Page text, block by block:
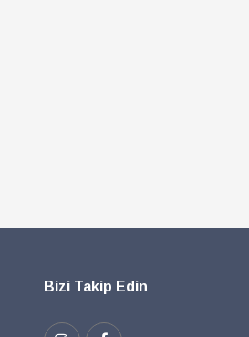
Bizi Takip Edin